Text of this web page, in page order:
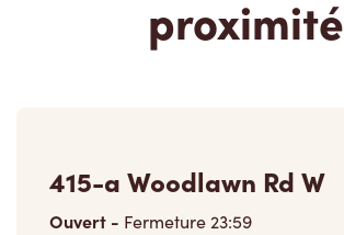
proximité
415-a Woodlawn Rd W
Ouvert - Fermeture23:59